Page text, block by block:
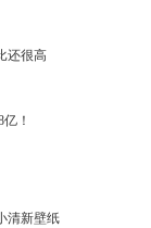
还很高
！
清新壁纸